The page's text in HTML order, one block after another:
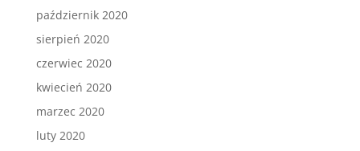
październik 2020
sierpień 2020
czerwiec 2020
kwiecień 2020
marzec 2020
luty 2020